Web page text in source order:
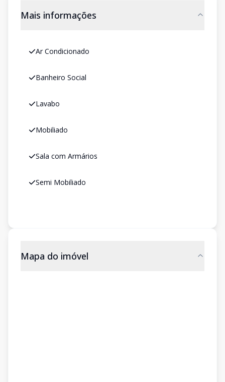
Mais informações
Ar Condicionado
Banheiro Social
Lavabo
Mobiliado
Sala com Armários
Semi Mobiliado
Mapa do imóvel